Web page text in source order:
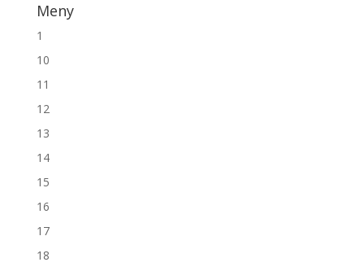
Meny
1
10
11
12
13
14
15
16
17
18